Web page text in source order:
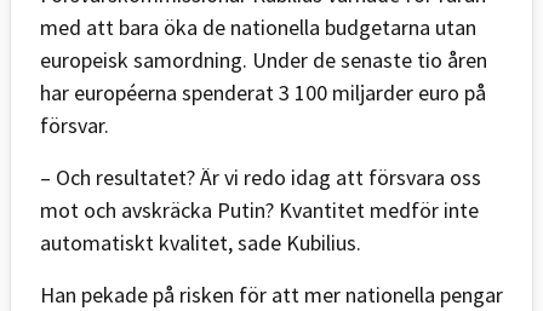
med att bara öka de nationella budgetarna utan
europeisk samordning. Under de senaste tio åren
har européerna spenderat 3 100 miljarder euro på
försvar.
– Och resultatet? Är vi redo idag att försvara oss
mot och avskräcka Putin? Kvantitet medför inte
automatiskt kvalitet, sade Kubilius.
Han pekade på risken för att mer nationella pengar